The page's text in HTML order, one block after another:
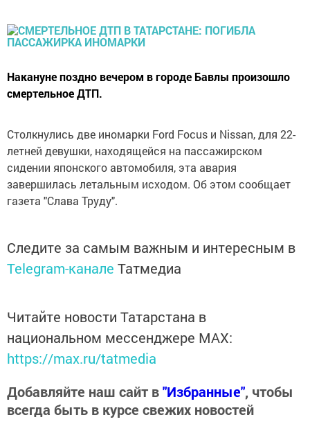
Накануне поздно вечером в городе Бавлы произошло
смертельное ДТП.
Столкнулись две иномарки Ford Focus и Nissan, для 22-
летней девушки, находящейся на пассажирском
сидении японского автомобиля, эта авария
завершилась летальным исходом. Об этом сообщает
газета "Слава Труду".
Следите за самым важным и интересным в
Telegram-канале Татмедиа
Читайте новости Татарстана в
национальном мессенджере MАХ:
https://max.ru/tatmedia
Добавляйте наш сайт в"Избранные", чтобы
всегда быть в курсе свежих новостей